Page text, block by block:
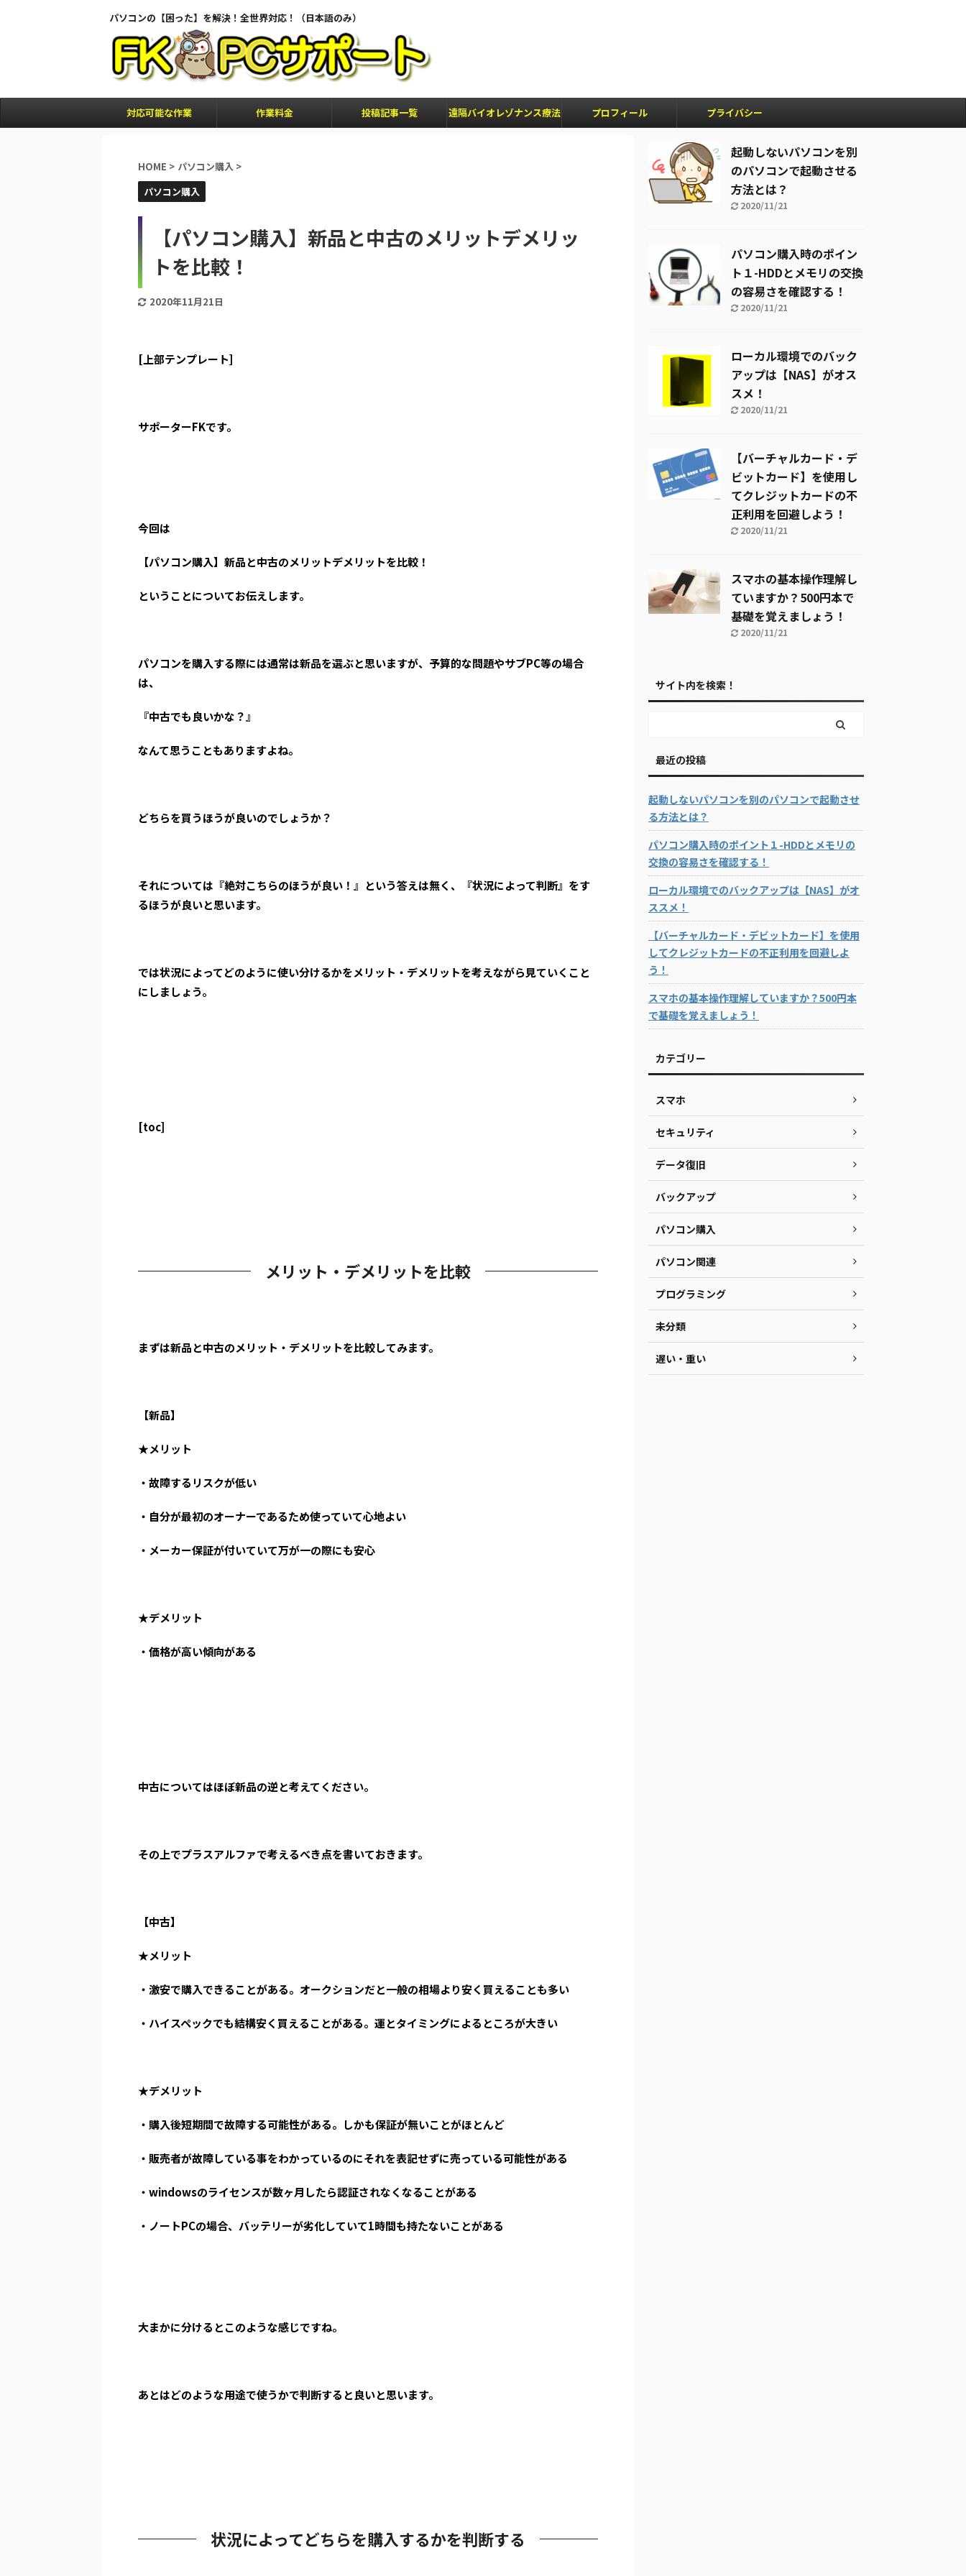
パソコンの【困った】を解決！全世界対応！（日本語のみ）
対応可能な作業 作業料金 投稿記事一覧 遠隔バイオレゾナンス療法 プロフィール プライバシー
HOME > パソコン購入 >
パソコン購入
【パソコン購入】新品と中古のメリットデメリッ
トを比較！
2020年11月21日
[上部テンプレート]
サポーターFKです。
今回は
【パソコン購入】新品と中古のメリットデメリットを比較！
ということについてお伝えします。
パソコンを購入する際には通常は新品を選ぶと思いますが、予算的な問題やサブPC等の場合
は、
『中古でも良いかな？』
なんて思うこともありますよね。
どちらを買うほうが良いのでしょうか？
それについては『絶対こちらのほうが良い！』という答えは無く、『状況によって判断』をす
るほうが良いと思います。
では状況によってどのように使い分けるかをメリット・デメリットを考えながら見ていくこと
にしましょう。
[toc]
メリット・デメリットを比較
まずは新品と中古のメリット・デメリットを比較してみます。
【新品】
★メリット
・故障するリスクが低い
・自分が最初のオーナーであるため使っていて心地よい
・メーカー保証が付いていて万が一の際にも安心
★デメリット
・価格が高い傾向がある
中古についてはほぼ新品の逆と考えてください。
その上でプラスアルファで考えるべき点を書いておきます。
【中古】
★メリット
・激安で購入できることがある。オークションだと一般の相場より安く買えることも多い
・ハイスペックでも結構安く買えることがある。運とタイミングによるところが大きい
★デメリット
・購入後短期間で故障する可能性がある。しかも保証が無いことがほとんど
・販売者が故障している事をわかっているのにそれを表記せずに売っている可能性がある
・windowsのライセンスが数ヶ月したら認証されなくなることがある
・ノートPCの場合、バッテリーが劣化していて1時間も持たないことがある
大まかに分けるとこのような感じですね。
あとはどのような用途で使うかで判断すると良いと思います。
状況によってどちらを購入するかを判断する
起動しないパソコンを別
のパソコンで起動させる
方法とは？
2020/11/21
パソコン購入時のポイン
ト１-HDDとメモリの交換
の容易さを確認する！
2020/11/21
ローカル環境でのバック
アップは【NAS】がオス
スメ！
2020/11/21
【バーチャルカード・デ
ビットカード】を使用し
てクレジットカードの不
正利用を回避しよう！
2020/11/21
スマホの基本操作理解し
ていますか？500円本で
基礎を覚えましょう！
2020/11/21
サイト内を検索！
最近の投稿
起動しないパソコンを別のパソコンで起動させ
る方法とは？
パソコン購入時のポイント１-HDDとメモリの
交換の容易さを確認する！
ローカル環境でのバックアップは【NAS】がオ
ススメ！
【バーチャルカード・デビットカード】を使用
してクレジットカードの不正利用を回避しよ
う！
スマホの基本操作理解していますか？500円本
で基礎を覚えましょう！
カテゴリー
スマホ
セキュリティ
データ復旧
バックアップ
パソコン購入
パソコン関連
プログラミング
未分類
遅い・重い